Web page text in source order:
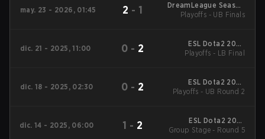
may. 23 - 2026, 01:45 2 - 1
DreamLeague Season
29 2026
Playoffs - UB Finals
dic. 21 - 2025, 11:00 0 - 2
ESL Dota2 2025
DreamLeague Season
Playoffs - LB Final
dic. 18 - 2025, 02:30 0 - 2
ESL Dota2 2025
DreamLeague Season
Playoffs - UB Round 2
dic. 14 - 2025, 06:00 1 - 2
ESL Dota2 2025
DreamLeague Season
Group Stage - Round 5